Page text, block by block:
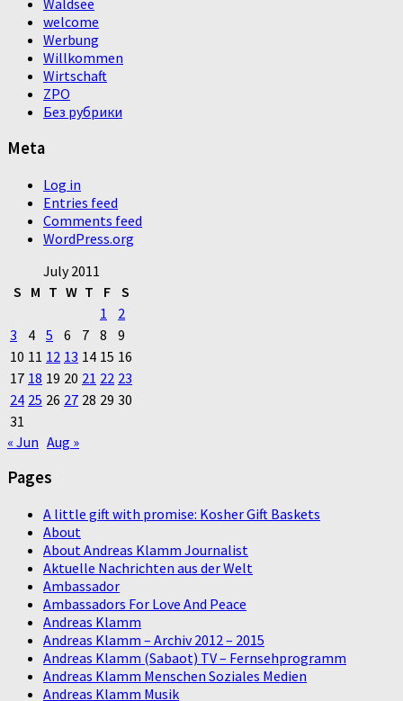
Waldsee
welcome
Werbung
Willkommen
Wirtschaft
ZPO
Без рубрики
Meta
Log in
Entries feed
Comments feed
WordPress.org
July 2011
S M T W T F S
1
2
3
4 5 6 7 8
9
10 11 12 13 14 15 16
17 18 19 20 21 22 23
24 25 26 27 28 29 30
31
« Jun Aug »
Pages
A little gift with promise: Kosher Gift Baskets
About
About Andreas Klamm Journalist
Aktuelle Nachrichten aus der Welt
Ambassador
Ambassadors For Love And Peace
Andreas Klamm
Andreas Klamm – Archiv 2012 – 2015
Andreas Klamm (Sabaot) TV – Fernsehprogramm
Andreas Klamm Menschen Soziales Medien
Andreas Klamm Musik